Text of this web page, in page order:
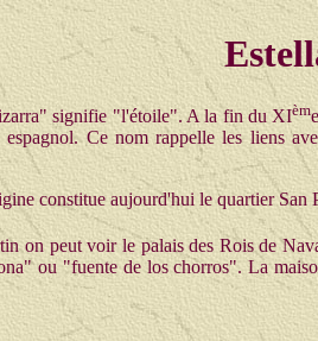
signifie "l'étoile". A la fin du XIèm
Ce nom rappelle les liens
constitue aujourd'hui le quartier San
on peut voir le palais des Rois de
ou "fuente de los chorros". La